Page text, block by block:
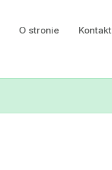
O stronie Kontakt